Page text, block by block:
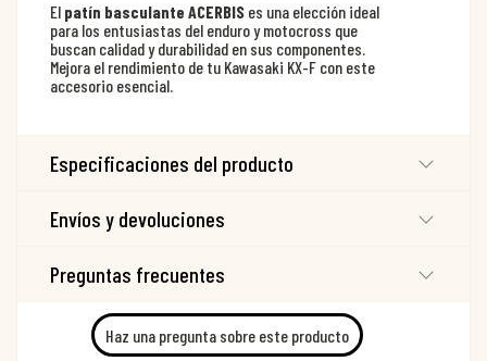
El patín basculante ACERBIS es una elección ideal
para los entusiastas del enduro y motocross que
buscan calidad y durabilidad en sus componentes.
Mejora el rendimiento de tu Kawasaki KX-F con este
accesorio esencial.
Especificaciones del producto
Envíos y devoluciones
Preguntas frecuentes
Haz una pregunta sobre este producto